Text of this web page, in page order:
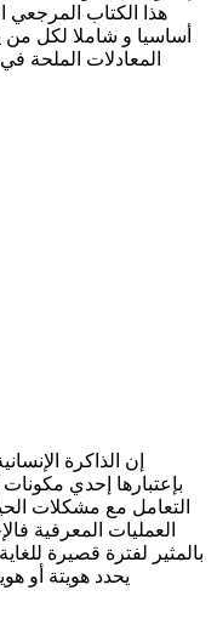
هذا الكتاب المرجعي
أساسيا و شاملا لكل
المعادلات الملحة
إن الذاكرة
بإعتبارها إحدي
التعامل مع مشكلات
العمليات المعرفية
بالمثير لفترة قصيرة
يحدد هويتة أو